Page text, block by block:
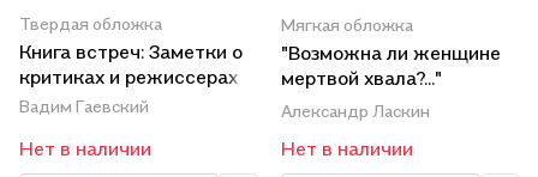
Твердая обложка
Книга встреч: Заметки о
критиках и режиссерах
Вадим Гаевский
Нет в наличии
Мягкая обложка
"Возможна ли женщине
мертвой хвала?..."
Воспоминания и стихи
О.Ваксель
Александр Ласкин
Нет в наличии